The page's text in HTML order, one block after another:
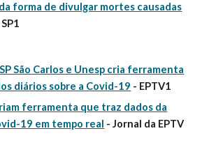
forma de divulgar mortes causadas
São Carlos e Unesp cria ferramenta
diários sobre a Covid-19 - EPTV1
ferramenta que traz dados da
19 em tempo real - Jornal da EPTV